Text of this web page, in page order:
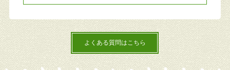
よくある質問はこちら